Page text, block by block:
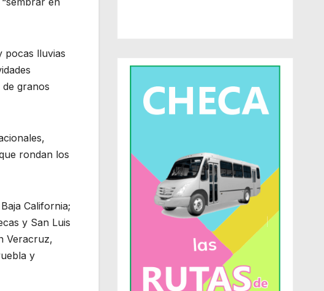
pocas lluvias
granos
rondan los
California;
y San Luis
Veracruz,
y